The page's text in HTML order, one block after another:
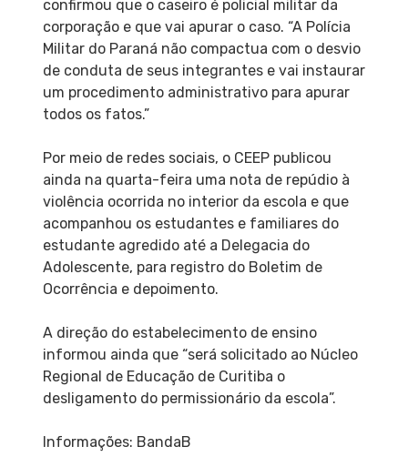
confirmou que o caseiro é policial militar da
corporação e que vai apurar o caso. “A Polícia
Militar do Paraná não compactua com o desvio
de conduta de seus integrantes e vai instaurar
um procedimento administrativo para apurar
todos os fatos.”
Por meio de redes sociais, o CEEP publicou
ainda na quarta-feira uma nota de repúdio à
violência ocorrida no interior da escola e que
acompanhou os estudantes e familiares do
estudante agredido até a Delegacia do
Adolescente, para registro do Boletim de
Ocorrência e depoimento.
A direção do estabelecimento de ensino
informou ainda que “será solicitado ao Núcleo
Regional de Educação de Curitiba o
desligamento do permissionário da escola”.
Informações: BandaB